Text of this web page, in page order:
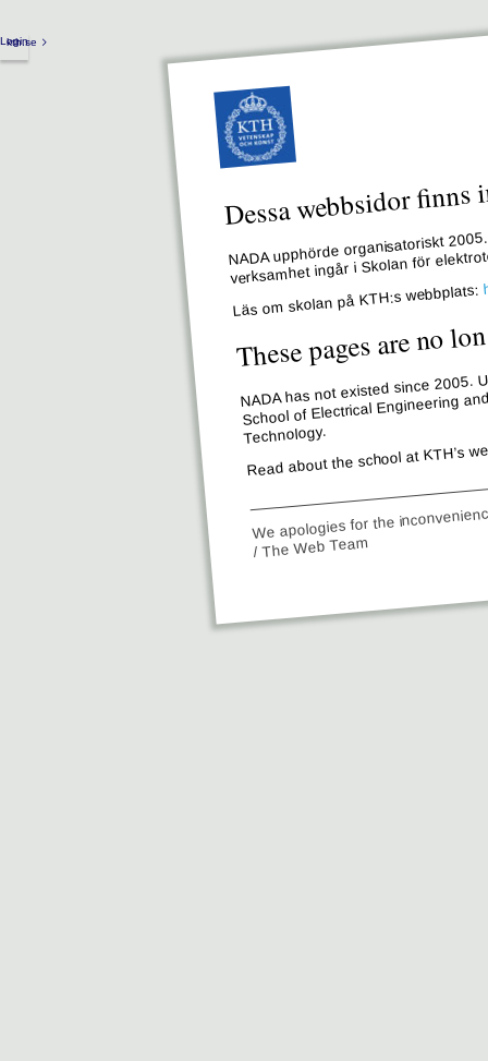
kth.se
Login
Dessa webbsidor
NADA upphörde organisatoriskt
verksamhet ingår i Skolan för
Läs om skolan på KTH:s webbplats:
These pages are no
NADA has not existed since
School of Electrical Engineering
Technology.
Read about the school at KTH’s
We apologies for the
/ The Web Team